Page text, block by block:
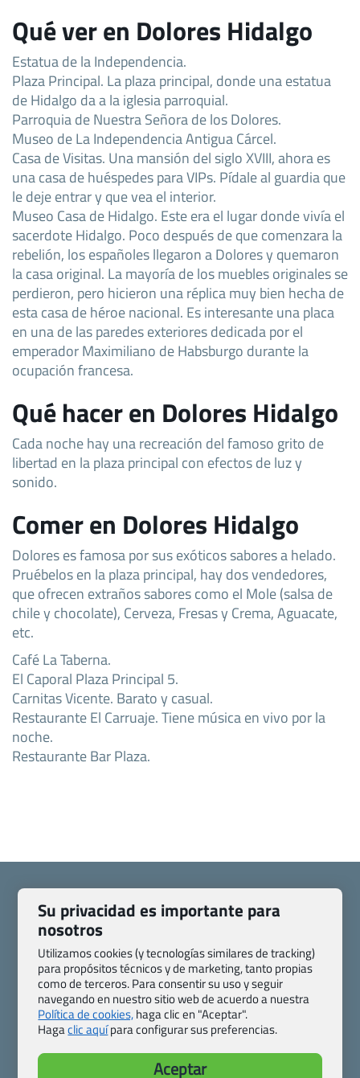
Qué ver en Dolores Hidalgo
Estatua de la Independencia.
Plaza Principal. La plaza principal, donde una estatua
de Hidalgo da a la iglesia parroquial.
Parroquia de Nuestra Señora de los Dolores.
Museo de La Independencia Antigua Cárcel.
Casa de Visitas. Una mansión del siglo XVIII, ahora es
una casa de huéspedes para VIPs. Pídale al guardia que
le deje entrar y que vea el interior.
Museo Casa de Hidalgo. Este era el lugar donde vivía el
sacerdote Hidalgo. Poco después de que comenzara la
rebelión, los españoles llegaron a Dolores y quemaron
la casa original. La mayoría de los muebles originales se
perdieron, pero hicieron una réplica muy bien hecha de
esta casa de héroe nacional. Es interesante una placa
en una de las paredes exteriores dedicada por el
emperador Maximiliano de Habsburgo durante la
ocupación francesa.
Qué hacer en Dolores Hidalgo
Cada noche hay una recreación del famoso grito de
libertad en la plaza principal con efectos de luz y
sonido.
Comer en Dolores Hidalgo
Dolores es famosa por sus exóticos sabores a helado.
Pruébelos en la plaza principal, hay dos vendedores,
que ofrecen extraños sabores como el Mole (salsa de
chile y chocolate), Cerveza, Fresas y Crema, Aguacate,
etc.
Café La Taberna.
El Caporal Plaza Principal 5.
Carnitas Vicente. Barato y casual.
Restaurante El Carruaje. Tiene música en vivo por la
noche.
Restaurante Bar Plaza.
Quienes somos
Pasaporte, Visado, Salud y otras disposiciones específicas
Blog de Viajes.com
Registro de agencias
Preguntas frecuentes
Condiciones generales
Política de privacidad y cookies
Transparencia
Su privacidad es importante para
nosotros
Utilizamos cookies (y tecnologías similares de tracking)
para propósitos técnicos y de marketing, tanto propias
como de terceros. Para consentir su uso y seguir
navegando en nuestro sitio web de acuerdo a nuestra
Política de cookies,haga clic en "Aceptar".
Hagaclic aquípara configurar sus preferencias.
Aceptar